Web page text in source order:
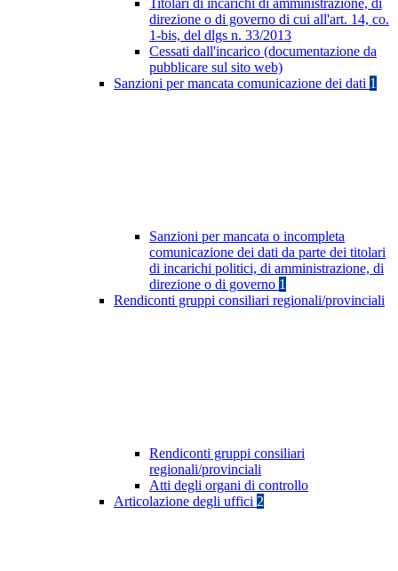
Titolari di incarichi di amministrazione, di
direzione o di governo di cui all'art. 14, co.
1-bis, del dlgs n. 33/2013
Cessati dall'incarico (documentazione da
pubblicare sul sito web)
Sanzioni per mancata comunicazione dei dati 1
Sanzioni per mancata o incompleta
comunicazione dei dati da parte dei titolari
di incarichi politici, di amministrazione, di
direzione o di governo 1
Rendiconti gruppi consiliari regionali/provinciali
Rendiconti gruppi consiliari
regionali/provinciali
Atti degli organi di controllo
Articolazione degli uffici 2